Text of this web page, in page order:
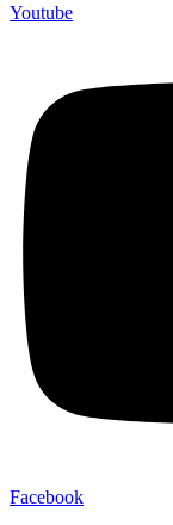
Youtube
Facebook